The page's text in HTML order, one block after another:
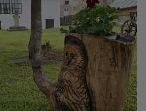
a ales televiziunea, ci ...